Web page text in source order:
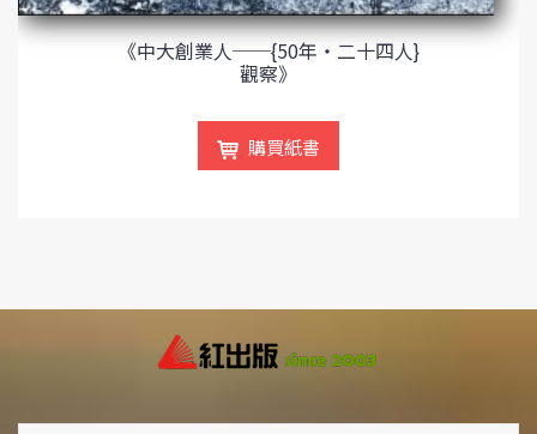
《中大創業人──{50年‧二十四人}
觀察》
購買紙書